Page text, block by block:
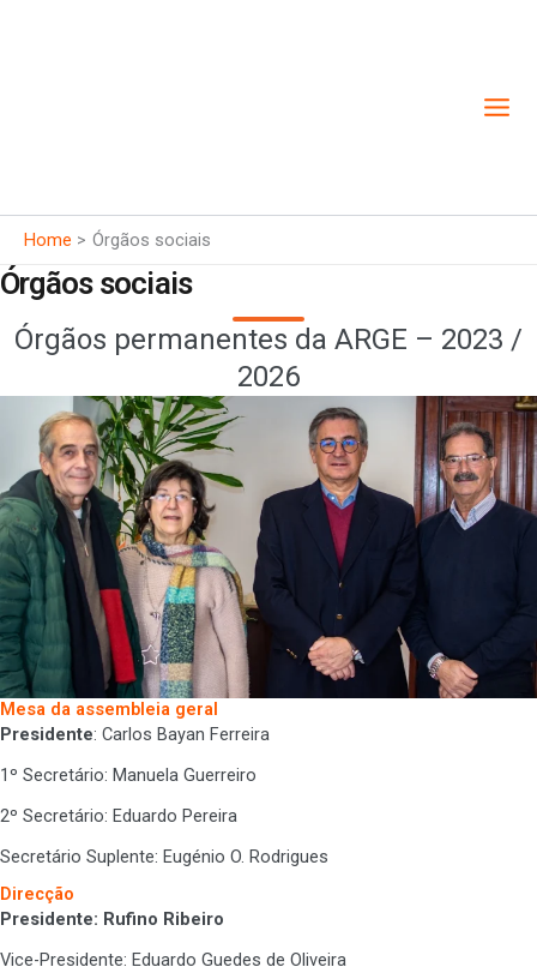
Home Órgãos sociais
Órgãos sociais
Órgãos permanentes da ARGE – 2023 /
2026
Mesa da assembleia geral
Presidente: Carlos Bayan Ferreira
1º Secretário: Manuela Guerreiro
2º Secretário: Eduardo Pereira
Secretário Suplente: Eugénio O. Rodrigues
Direcção
Presidente: Rufino Ribeiro
Vice-Presidente: Eduardo Guedes de Oliveira